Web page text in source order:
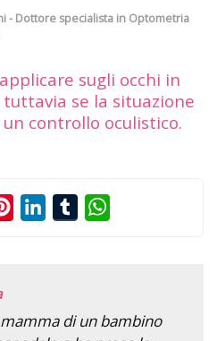
- Dottore specialista in Optometria
sugli occhi in
se la situazione
controllo oculistico.
PinterestLinkedInTumblr
di un bambino